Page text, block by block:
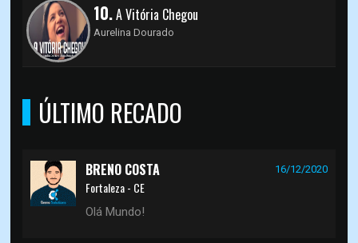
10.A Vitória Chegou
Aurelina Dourado
ÚLTIMO RECADO
BRENO COSTA 16/12/2020
Fortaleza - CE
Olá Mundo!